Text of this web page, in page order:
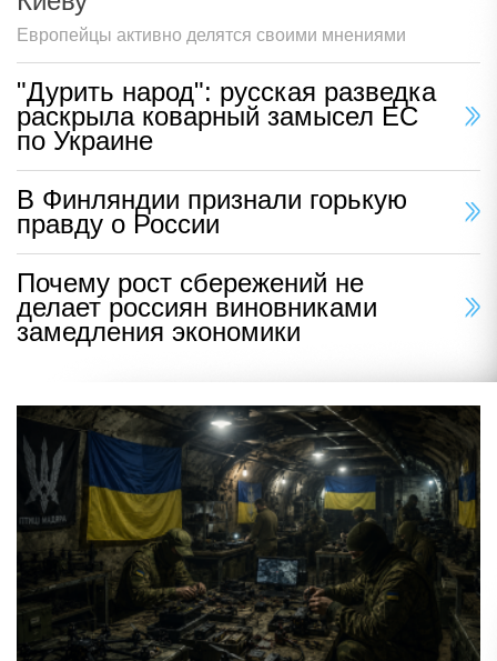
Европейцы активно делятся своими мнениями
"Дурить народ": русская разведка
раскрыла коварный замысел ЕС
по Украине
В Финляндии признали горькую
правду о России
Почему рост сбережений не
делает россиян виновниками
замедления экономики